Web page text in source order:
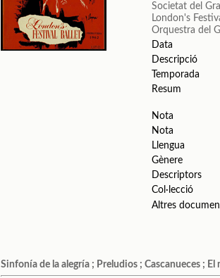
Societat del
London's
Orquestra del
Data
Descripció
Temporada
Resum
Nota
Nota
Llengua
Gènere
Descriptors
Col·lecció
Altres
Sinfonía de la alegría ; Preludios ; Cascanueces ;